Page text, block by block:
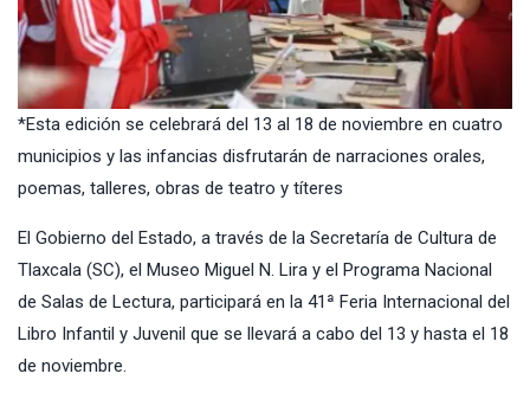
*Esta edición se celebrará del 13 al 18 de noviembre en cuatro
municipios y las infancias disfrutarán de narraciones orales,
poemas, talleres, obras de teatro y títeres
El Gobierno del Estado, a través de la Secretaría de Cultura de
Tlaxcala (SC), el Museo Miguel N. Lira y el Programa Nacional
de Salas de Lectura, participará en la 41ª Feria Internacional del
Libro Infantil y Juvenil que se llevará a cabo del 13 y hasta el 18
de noviembre.